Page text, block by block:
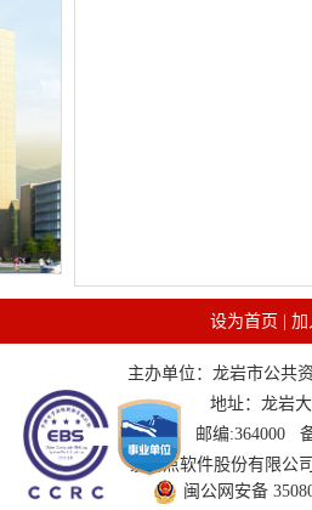
设为首页 加
主办单位：龙岩市公共
地址：龙岩
邮编:364000
技术支持：国泰新点软件股份有限
闽公网安备